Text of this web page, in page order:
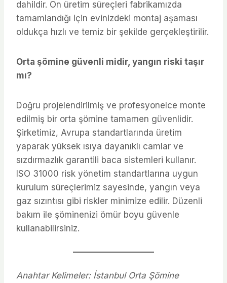
dahildir. Ön üretim süreçleri fabrikamızda
tamamlandığı için evinizdeki montaj aşaması
oldukça hızlı ve temiz bir şekilde gerçekleştirilir.
Orta şömine güvenli midir, yangın riski taşır
mı?
Doğru projelendirilmiş ve profesyonelce monte
edilmiş bir orta şömine tamamen güvenlidir.
Şirketimiz, Avrupa standartlarında üretim
yaparak yüksek ısıya dayanıklı camlar ve
sızdırmazlık garantili baca sistemleri kullanır.
ISO 31000 risk yönetim standartlarına uygun
kurulum süreçlerimiz sayesinde, yangın veya
gaz sızıntısı gibi riskler minimize edilir. Düzenli
bakım ile şöminenizi ömür boyu güvenle
kullanabilirsiniz.
Anahtar Kelimeler: İstanbul Orta Şömine